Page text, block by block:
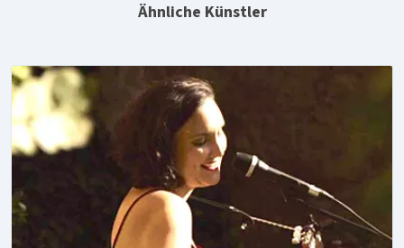
Ähnliche Künstler